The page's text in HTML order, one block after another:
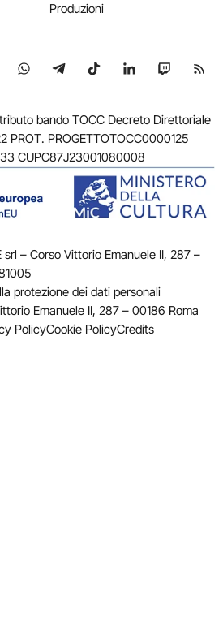
Produzioni
X su YouTube
Seguici su WhatsApp
Seguici su Telegram
Seguici su TikTok
Seguici su
Seguici
bando TOCC Decreto Direttoriale
PROT. PROGETTOTOCC0000125
CUPC87J23001080008
srl – Corso Vittorio Emanuele II, 287 –
protezione dei dati personali
Emanuele II, 287 – 00186 Roma
PolicyCookie PolicyCredits